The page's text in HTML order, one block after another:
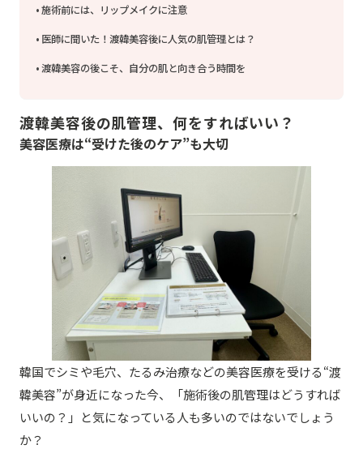
施術前には、リップメイクに注意
医師に聞いた！渡韓美容後に人気の肌管理とは？
渡韓美容の後こそ、自分の肌と向き合う時間を
渡韓美容後の肌管理、何をすればいい？
美容医療は“受けた後のケア”も大切
韓国でシミや毛穴、たるみ治療などの美容医療を受ける“渡
韓美容”が身近になった今、「施術後の肌管理はどうすれば
いいの？」と気になっている人も多いのではないでしょう
か？